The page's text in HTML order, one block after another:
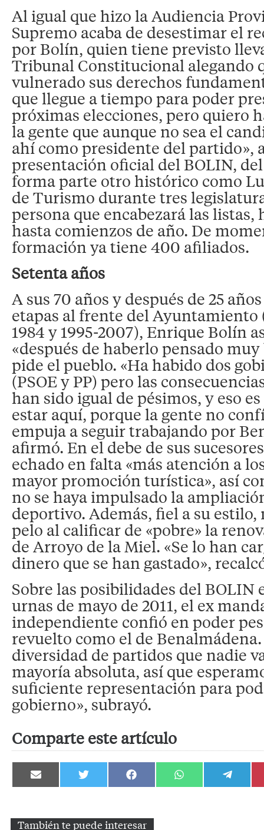
Al igual que hizo la Audiencia
Supremo acaba de desestimar el
por Bolín, quien tiene previsto
Tribunal Constitucional alegando
vulnerado sus derechos
que llegue a tiempo para poder
próximas elecciones, pero quiero
la gente que aunque no sea el
ahí como presidente del partido»,
presentación oficial del BOLIN,
forma parte otro histórico como
de Turismo durante tres
persona que encabezará las listas,
hasta comienzos de año. De
formación ya tiene 400 afiliados.
Setenta años
A sus 70 años y después de 25
etapas al frente del Ayuntamiento
1984 y 1995-2007), Enrique Bolín
«después de haberlo pensado
pide el pueblo. «Ha habido dos
(PSOE y PP) pero las
han sido igual de pésimos, y eso
estar aquí, porque la gente no
empuja a seguir trabajando por
afirmó. En el debe de sus
echado en falta «más atención a
mayor promoción turística», así
no se haya impulsado la
deportivo. Además, fiel a su estilo,
pelo al calificar de «pobre» la
de Arroyo de la Miel. «Se lo han
dinero que se han gastado»,
Sobre las posibilidades del BOLIN
urnas de mayo de 2011, el ex
independiente confió en poder
revuelto como el de
diversidad de partidos que nadie
mayoría absoluta, así que
suficiente representación para
gobierno», subrayó.
Comparte este artículo
Compartir
en
Compartir
en
Compartir
en
Compartir
en
Compartir
en
También te puede interesar